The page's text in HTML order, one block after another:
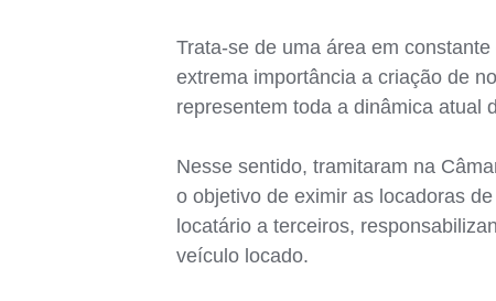
Trata-se de uma área em
extrema importância a criação de
representem toda a dinâmica atual
Nesse sentido, tramitaram na
o objetivo de eximir as locadoras
locatário a terceiros,
veículo locado.